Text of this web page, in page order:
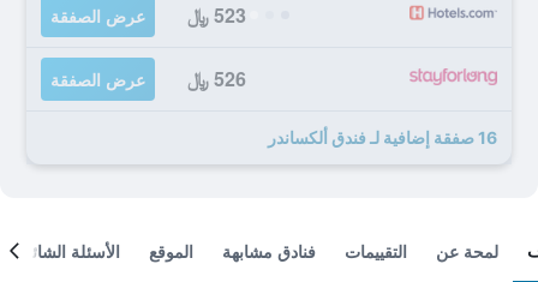
523 ﷼ عرض الصفقة
526 ﷼ عرض الصفقة
16 صفقة إضافية لـ فندق ألكساندر
لمحة عن التقييمات فنادق مشابهة الموقع الأسئلة الشائعة